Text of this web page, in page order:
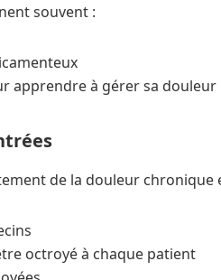
souvent :
apprendre à gérer sa douleur
de la douleur chronique
octroyé à chaque patient